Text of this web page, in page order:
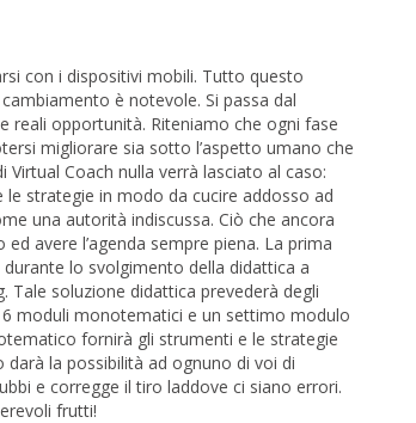
con i dispositivi mobili. Tutto questo
è notevole. Si passa dal
reali opportunità. Riteniamo che ogni fase
migliorare sia sotto l’aspetto umano che
Coach nulla verrà lasciato al caso:
strategie in modo da cucire addosso ad
una autorità indiscussa. Ciò che ancora
avere l’agenda sempre piena. La prima
lo svolgimento della didattica a
soluzione didattica prevederà degli
moduli monotematici e un settimo modulo
fornirà gli strumenti e le strategie
la possibilità ad ognuno di voi di
e corregge il tiro laddove ci siano errori.
frutti!